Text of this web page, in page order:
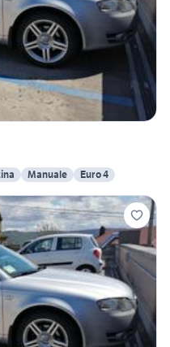
Manuale Euro 4